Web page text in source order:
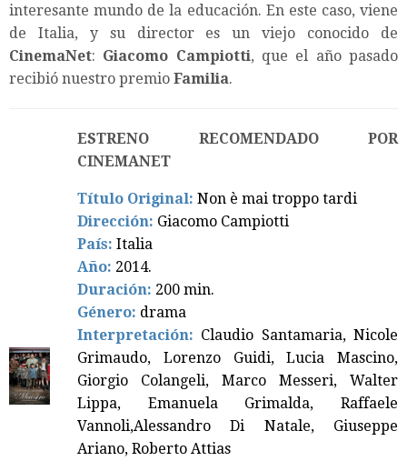
interesante mundo de la educación. En este caso, viene
de Italia, y su director es un viejo conocido de
CinemaNet: Giacomo Campiotti, que el año pasado
recibió nuestro premio Familia.
ESTRENO RECOMENDADO POR
CINEMANET
Título Original: Non è mai troppo tardi
Dirección: Giacomo Campiotti
País: Italia
Año: 2014.
Duración: 200 min.
Género: drama
Interpretación: Claudio Santamaria, Nicole
Grimaudo, Lorenzo Guidi, Lucia Mascino,
Giorgio Colangeli, Marco Messeri, Walter
Lippa, Emanuela Grimalda, Raffaele
Vannoli,Alessandro Di Natale, Giuseppe
Ariano, Roberto Attias